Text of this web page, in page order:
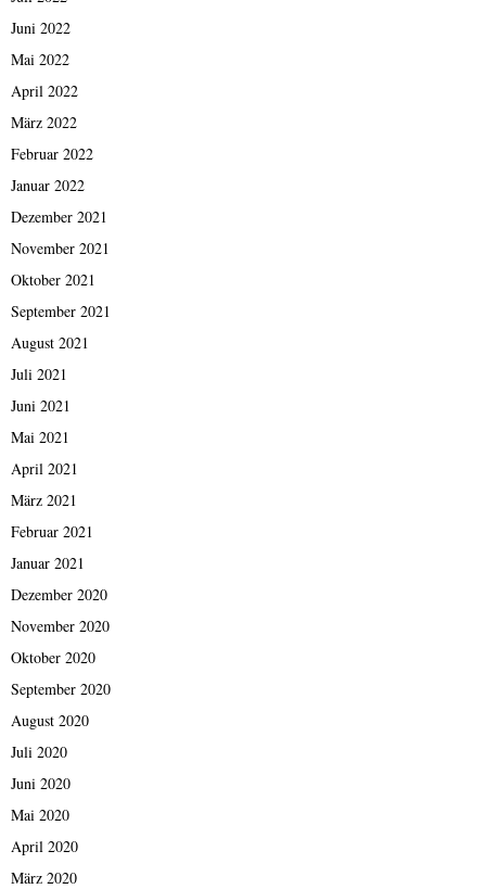
Juni 2022
Mai 2022
April 2022
März 2022
Februar 2022
Januar 2022
Dezember 2021
November 2021
Oktober 2021
September 2021
August 2021
Juli 2021
Juni 2021
Mai 2021
April 2021
März 2021
Februar 2021
Januar 2021
Dezember 2020
November 2020
Oktober 2020
September 2020
August 2020
Juli 2020
Juni 2020
Mai 2020
April 2020
März 2020